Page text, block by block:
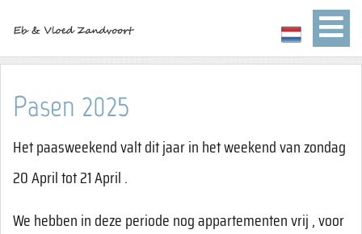
Pasen 2025
Het paasweekend valt dit jaar in het weekend van zondag
20 April tot 21 April .
We hebben in deze periode nog appartementen vrij , voor